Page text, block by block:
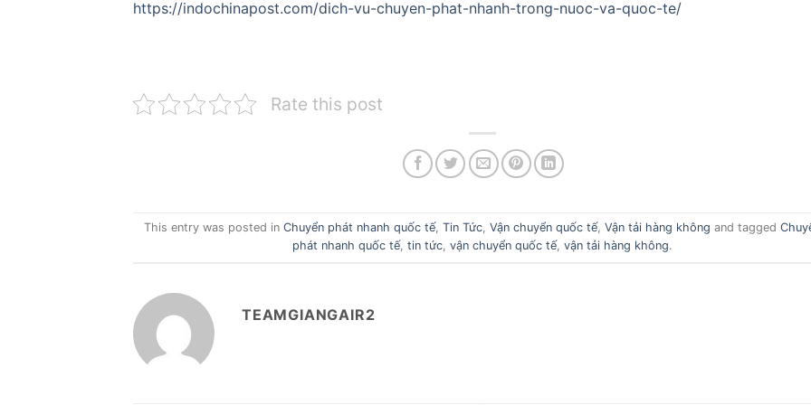
https://indochinapost.com/dich-vu-chuyen-phat-nhanh-trong-nuoc-va-quoc-te/
Rate this post
This entry was posted inChuyển phát nhanh quốc tế,Tin Tức,Vận chuyển quốc tế,Vận tải hàng không and tagged
phát nhanh quốc tế,tin tức,vận chuyển quốc tế,vận tải hàng không.
TEAMGIANGAIR2